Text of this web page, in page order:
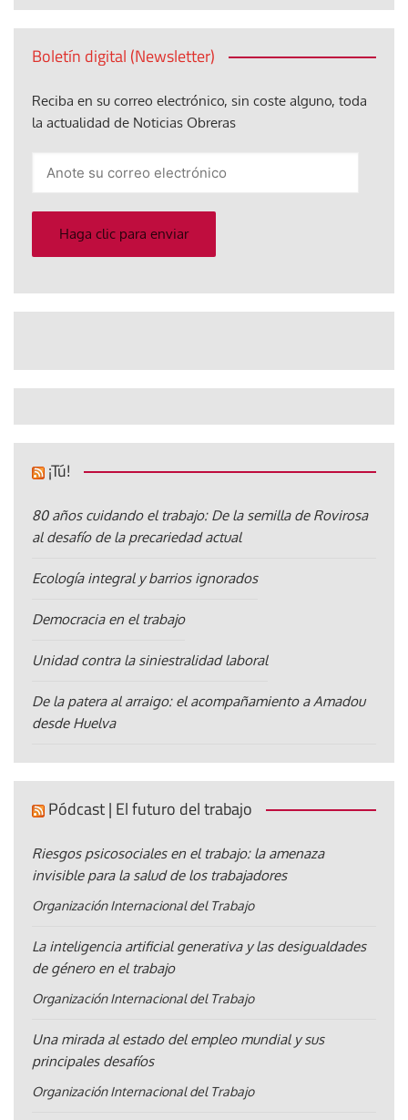
Boletín digital (Newsletter)
Reciba en su correo electrónico, sin coste alguno, toda
la actualidad de Noticias Obreras
electrónico
Haga clic para enviar
¡Tú!
80 años cuidando el trabajo: De la semilla de Rovirosa
al desafío de la precariedad actual
Ecología integral y barrios ignorados
Democracia en el trabajo
Unidad contra la siniestralidad laboral
De la patera al arraigo: el acompañamiento a Amadou
desde Huelva
Pódcast | El futuro del trabajo
Riesgos psicosociales en el trabajo: la amenaza
invisible para la salud de los trabajadores
Organización Internacional del Trabajo
La inteligencia artificial generativa y las desigualdades
de género en el trabajo
Organización Internacional del Trabajo
Una mirada al estado del empleo mundial y sus
principales desafíos
Organización Internacional del Trabajo